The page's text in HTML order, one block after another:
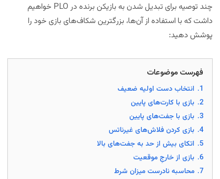
چند توصیه برای تبدیل شدن به بازیکن برنده در PLO خواهیم
داشت که با استفاده از آن‌ها، بزرگترین شکاف‌های بازی خود را
پوشش دهید:
فهرست موضوعات
1. انتخاب دست اولیه ضعیف
2. بازی با کارت‌های پایین
3. بازی با جفت‌های پایین
4. بازی کردن فلاش‌های غیرناتس
5. اتکای بیش از حد به جفت‌های بالا
6. بازی از خارجِ موقعیت
7. محاسبه نادرست میزان شرط